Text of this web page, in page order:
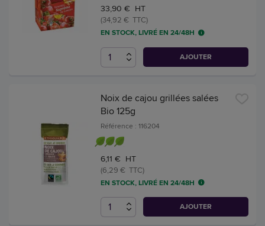
33,90 € HT
(34,92 € TTC)
EN STOCK, LIVRÉ EN 24/48H
AJOUTER
Noix de cajou grillées salées
Bio 125g
Référence : 116204
6,11 € HT
(6,29 € TTC)
EN STOCK, LIVRÉ EN 24/48H
AJOUTER